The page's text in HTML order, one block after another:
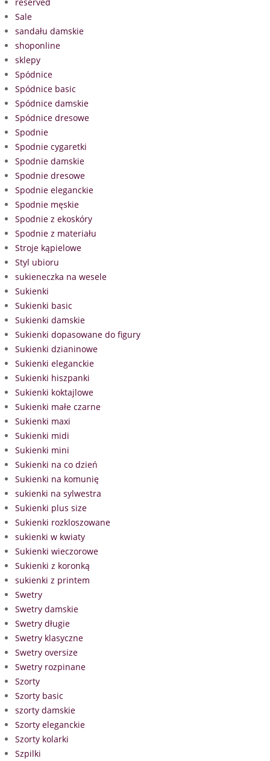
Sale
sandału damskie
shoponline
sklepy
Spódnice
Spódnice basic
Spódnice damskie
Spódnice dresowe
Spodnie
Spodnie cygaretki
Spodnie damskie
Spodnie dresowe
Spodnie eleganckie
Spodnie męskie
Spodnie z ekoskóry
Spodnie z materiału
Stroje kąpielowe
Styl ubioru
sukieneczka na wesele
Sukienki
Sukienki basic
Sukienki damskie
Sukienki dopasowane do figury
Sukienki dzianinowe
Sukienki eleganckie
Sukienki hiszpanki
Sukienki koktajlowe
Sukienki małe czarne
Sukienki maxi
Sukienki midi
Sukienki mini
Sukienki na co dzień
Sukienki na komunię
sukienki na sylwestra
Sukienki plus size
Sukienki rozkloszowane
sukienki w kwiaty
Sukienki wieczorowe
Sukienki z koronką
sukienki z printem
Swetry
Swetry damskie
Swetry długie
Swetry klasyczne
Swetry oversize
Swetry rozpinane
Szorty
Szorty basic
szorty damskie
Szorty eleganckie
Szorty kolarki
Szpilki